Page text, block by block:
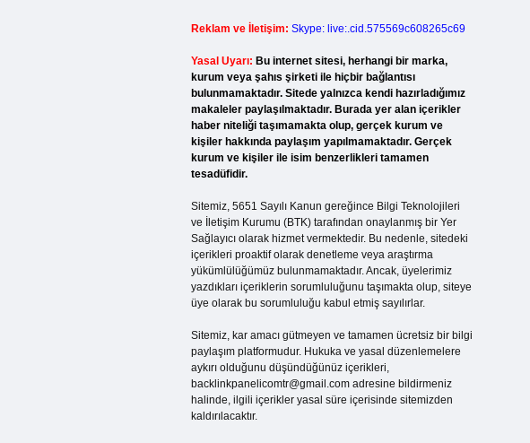
Reklam ve İletişim: Skype: live:.cid.575569c608265c69
Yasal Uyarı: Bu internet sitesi, herhangi bir marka,
kurum veya şahıs şirketi ile hiçbir bağlantısı
bulunmamaktadır. Sitede yalnızca kendi hazırladığımız
makaleler paylaşılmaktadır. Burada yer alan içerikler
haber niteliği taşımamakta olup, gerçek kurum ve
kişiler hakkında paylaşım yapılmamaktadır. Gerçek
kurum ve kişiler ile isim benzerlikleri tamamen
tesadüfidir.
Sitemiz, 5651 Sayılı Kanun gereğince Bilgi Teknolojileri
ve İletişim Kurumu (BTK) tarafından onaylanmış bir Yer
Sağlayıcı olarak hizmet vermektedir. Bu nedenle, sitedeki
içerikleri proaktif olarak denetleme veya araştırma
yükümlülüğümüz bulunmamaktadır. Ancak, üyelerimiz
yazdıkları içeriklerin sorumluluğunu taşımakta olup, siteye
üye olarak bu sorumluluğu kabul etmiş sayılırlar.
Sitemiz, kar amacı gütmeyen ve tamamen ücretsiz bir bilgi
paylaşım platformudur. Hukuka ve yasal düzenlemelere
aykırı olduğunu düşündüğünüz içerikleri,
backlinkpanelicomtr@gmail.comadresine bildirmeniz
halinde, ilgili içerikler yasal süre içerisinde sitemizden
kaldırılacaktır.